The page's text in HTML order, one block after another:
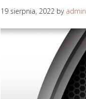
19 sierpnia, 2022 by admin